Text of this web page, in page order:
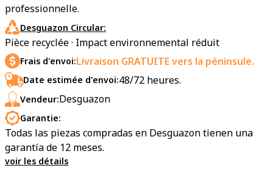
professionnelle.
Desguazon Circular:
Pièce recyclée · Impact environnemental réduit
Frais d'envoi:Livraison GRATUITE vers la péninsule.
Date estimée d'envoi:48/72 heures.
Vendeur:Desguazon
Garantie:
Todas las piezas compradas en Desguazon tienen una
garantía de 12 meses.
voir les détails